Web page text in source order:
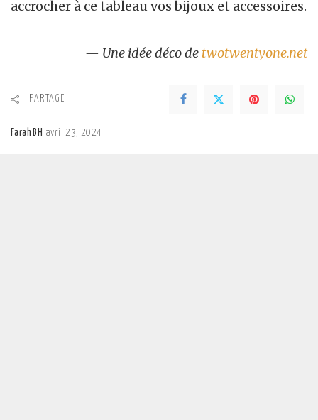
accrocher à ce tableau vos bijoux et accessoires.
— Une idée déco de twotwentyone.net
PARTAGE
Farah BH avril 23, 2024